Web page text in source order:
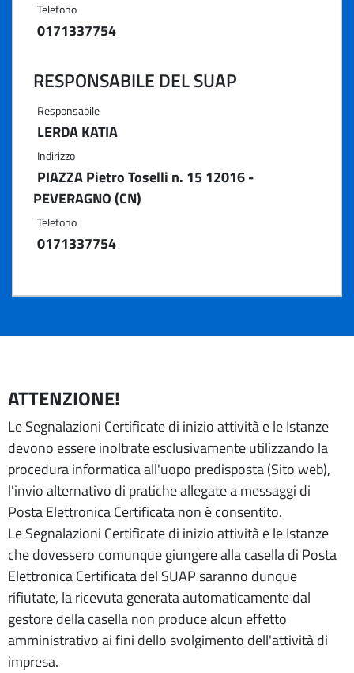
Telefono
0171337754
RESPONSABILE DEL SUAP
Responsabile
LERDA KATIA
Indirizzo
PIAZZA Pietro Toselli n. 15 12016 -
PEVERAGNO (CN)
Telefono
0171337754
ATTENZIONE!
Le Segnalazioni Certificate di inizio attività e le Istanze
devono essere inoltrate esclusivamente utilizzando la
procedura informatica all'uopo predisposta (Sito web),
l'invio alternativo di pratiche allegate a messaggi di
Posta Elettronica Certificata non è consentito.
Le Segnalazioni Certificate di inizio attività e le Istanze
che dovessero comunque giungere alla casella di Posta
Elettronica Certificata del SUAP saranno dunque
rifiutate, la ricevuta generata automaticamente dal
gestore della casella non produce alcun effetto
amministrativo ai fini dello svolgimento dell'attività di
impresa.